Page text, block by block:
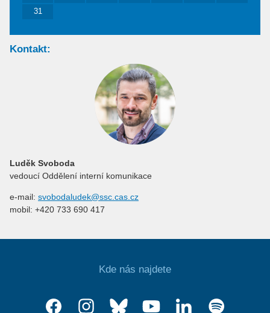
31
Kontakt:
Luděk Svoboda
vedoucí Oddělení interní komunikace
e-mail: svobodaludek@ssc.cas.cz
mobil: +420 733 690 417
Kde nás najdete